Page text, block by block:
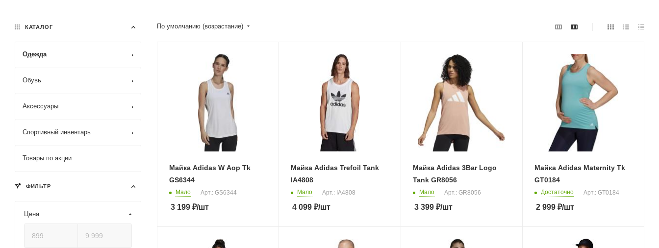
По умолчанию (возрастание)
Майка Adidas W Aop Tk
GS6344
Мало Арт.: GS6344
3 199 ₽/шт
Майка Adidas Trefoil Tank
IA4808
Мало Арт.: IA4808
4 099 ₽/шт
Майка Adidas 3Bar Logo
Tank GR8056
Мало Арт.: GR8056
3 399₽/шт
Майка Adidas Maternity Tk
GT0184
Достаточно Арт.: GT0184
2 999₽/шт
КАТАЛОГ
Одежда
Обувь
Аксессуары
Спортивный инвентарь
Товары по акции
ФИЛЬТР
Цена